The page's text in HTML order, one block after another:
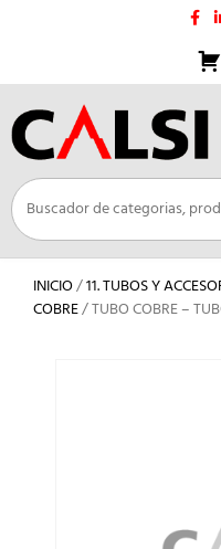
INICIO/11. TUBOS Y
COBRE/ TUBO COBRE –